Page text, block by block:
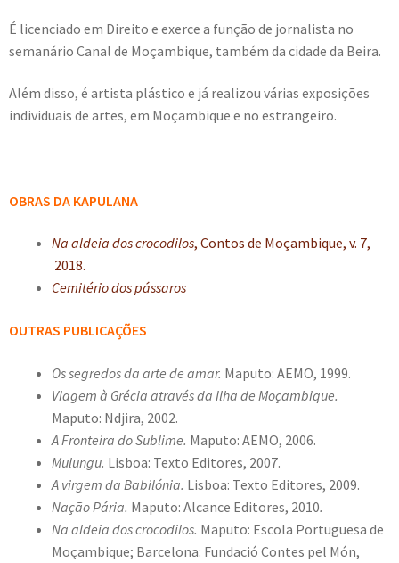
É licenciado em Direito e exerce a função de jornalista no
semanário Canal de Moçambique, também da cidade da Beira.
Além disso, é artista plástico e já realizou várias exposições
individuais de artes, em Moçambique e no estrangeiro.
OBRAS DA KAPULANA
Na aldeia dos crocodilos, Contos de Moçambique, v. 7,
2018.
Cemitério dos pássaros
OUTRAS PUBLICAÇÕES
Os segredos da arte de amar. Maputo: AEMO, 1999.
Viagem à Grécia através da Ilha de Moçambique.
Maputo: Ndjira, 2002.
A Fronteira do Sublime. Maputo: AEMO, 2006.
Mulungu. Lisboa: Texto Editores, 2007.
A virgem da Babilónia. Lisboa: Texto Editores, 2009.
Nação Pária. Maputo: Alcance Editores, 2010.
Na aldeia dos crocodilos. Maputo: Escola Portuguesa de
Moçambique; Barcelona: Fundació Contes pel Món,